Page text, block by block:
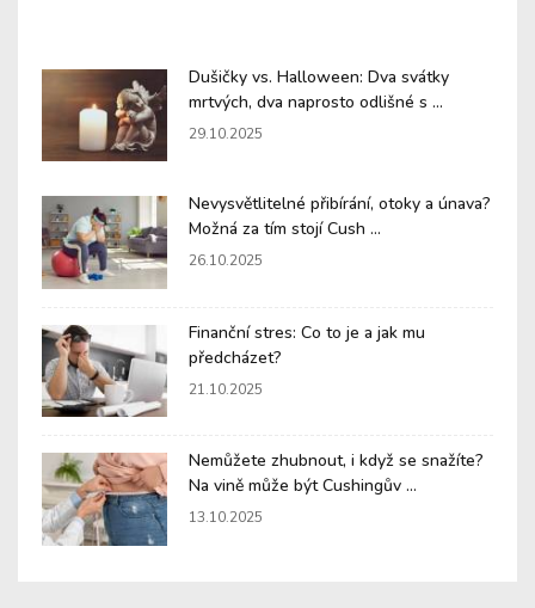
Dušičky vs. Halloween: Dva svátky
mrtvých, dva naprosto odlišné s ...
29.10.2025
Nevysvětlitelné přibírání, otoky a únava?
Možná za tím stojí Cush ...
26.10.2025
Finanční stres: Co to je a jak mu
předcházet?
21.10.2025
Nemůžete zhubnout, i když se snažíte?
Na vině může být Cushingův ...
13.10.2025